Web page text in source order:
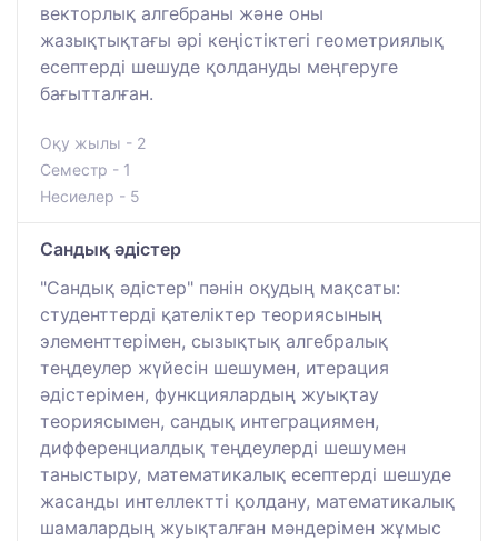
векторлық алгебраны және оны
жазықтықтағы әрі кеңістіктегі геометриялық
есептерді шешуде қолдануды меңгеруге
бағытталған.
Оқу жылы - 2
Семестр - 1
Несиелер - 5
Сандық әдістер
"Сандық әдістер" пәнін оқудың мақсаты:
студенттерді қателіктер теориясының
элементтерімен, сызықтық алгебралық
теңдеулер жүйесін шешумен, итерация
әдістерімен, функциялардың жуықтау
теориясымен, сандық интеграциямен,
дифференциалдық теңдеулерді шешумен
таныстыру, математикалық есептерді шешуде
жасанды интеллектті қолдану, математикалық
шамалардың жуықталған мәндерімен жұмыс